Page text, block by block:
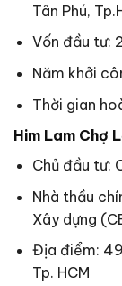
Tân Phú,
Vốn đầu tư:
Năm khởi
Thời gian
Him Lam Chợ
Chủ đầu tư:
Nhà thầu
Xây dựng
Địa điểm:
Tp. HCM